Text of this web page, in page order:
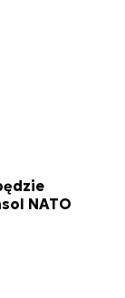
NATO